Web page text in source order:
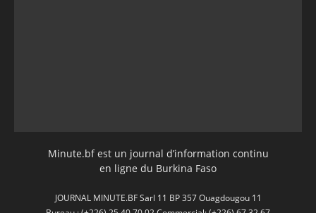
Minute.bf est un journal d’information continu
en ligne du Burkina Faso
JOURNAL MINUTE.BF Sarl 11 BP 357 Ouagdougou 11